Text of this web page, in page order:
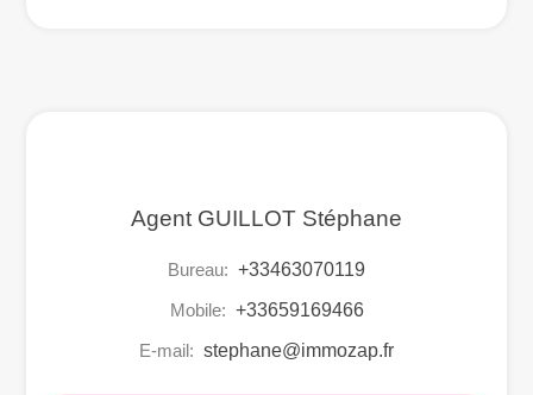
Agent GUILLOT Stéphane
Bureau: +33463070119
Mobile: +33659169466
E-mail: stephane@immozap.fr